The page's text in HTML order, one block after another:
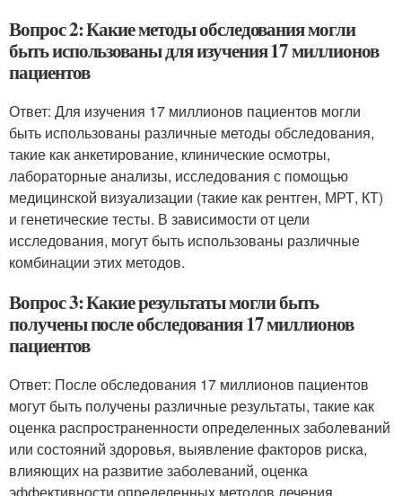
Вопрос 2: Какие методы обследования могли
быть использованы для изучения 17 миллионов
пациентов
Ответ: Для изучения 17 миллионов пациентов могли
быть использованы различные методы обследования,
такие как анкетирование, клинические осмотры,
лабораторные анализы, исследования с помощью
медицинской визуализации (такие как рентген, МРТ, КТ)
и генетические тесты. В зависимости от цели
исследования, могут быть использованы различные
комбинации этих методов.
Вопрос 3: Какие результаты могли быть
получены после обследования 17 миллионов
пациентов
Ответ: После обследования 17 миллионов пациентов
могут быть получены различные результаты, такие как
оценка распространенности определенных заболеваний
или состояний здоровья, выявление факторов риска,
влияющих на развитие заболеваний, оценка